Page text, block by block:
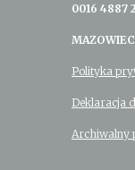
0016 4887
Polityka
Deklaracja
Archiwalny